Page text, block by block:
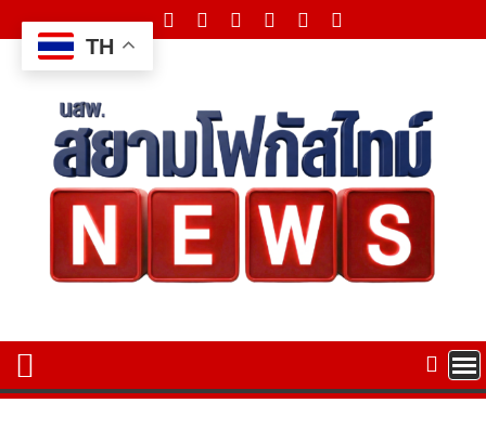
to
content
TH